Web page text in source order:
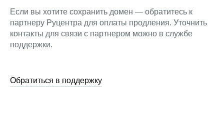
Если вы хотите сохранить домен — обратитесь к
партнеру Руцентра для оплаты продления. Уточнить
контакты для связи с партнером можно в службе
поддержки.
Обратиться в поддержку